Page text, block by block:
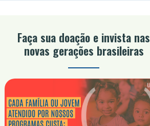
Faça sua doação e invista nas
novas gerações brasileiras